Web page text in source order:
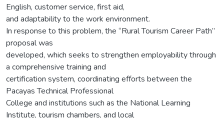
English, customer service, first aid,
and adaptability to the work environment.
In response to this problem, the “Rural Tourism Career Path”
proposal was
developed, which seeks to strengthen employability through
a comprehensive training and
certification system, coordinating efforts between the
Pacayas Technical Professional
College and institutions such as the National Learning
Institute, tourism chambers, and local